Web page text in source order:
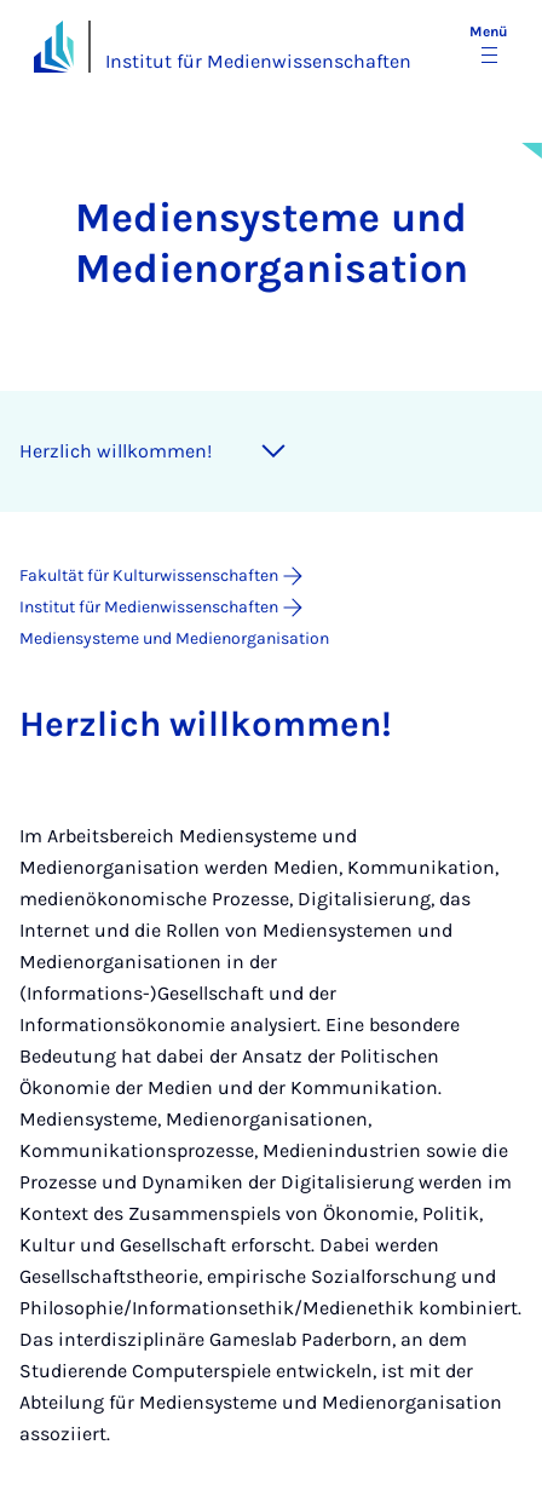
Institut für Medienwissenschaften
Menü
Mediensysteme und
Medienorganisation
Herzlich willkommen!
Fakultät für Kulturwissenschaften
Institut für Medienwissenschaften
Mediensysteme und Medienorganisation
Herzlich willkommen!
Im Arbeitsbereich Mediensysteme und
Medienorganisation werden Medien, Kommunikation,
medienökonomische Prozesse, Digitalisierung, das
Internet und die Rollen von Mediensystemen und
Medienorganisationen in der
(Informations-)Gesellschaft und der
Informationsökonomie analysiert. Eine besondere
Bedeutung hat dabei der Ansatz der Politischen
Ökonomie der Medien und der Kommunikation.
Mediensysteme, Medienorganisationen,
Kommunikationsprozesse, Medienindustrien sowie die
Prozesse und Dynamiken der Digitalisierung werden im
Kontext des Zusammenspiels von Ökonomie, Politik,
Kultur und Gesellschaft erforscht. Dabei werden
Gesellschaftstheorie, empirische Sozialforschung und
Philosophie/Informationsethik/Medienethik kombiniert.
Das interdisziplinäre Gameslab Paderborn, an dem
Studierende Computerspiele entwickeln, ist mit der
Abteilung für Mediensysteme und Medienorganisation
assoziiert.